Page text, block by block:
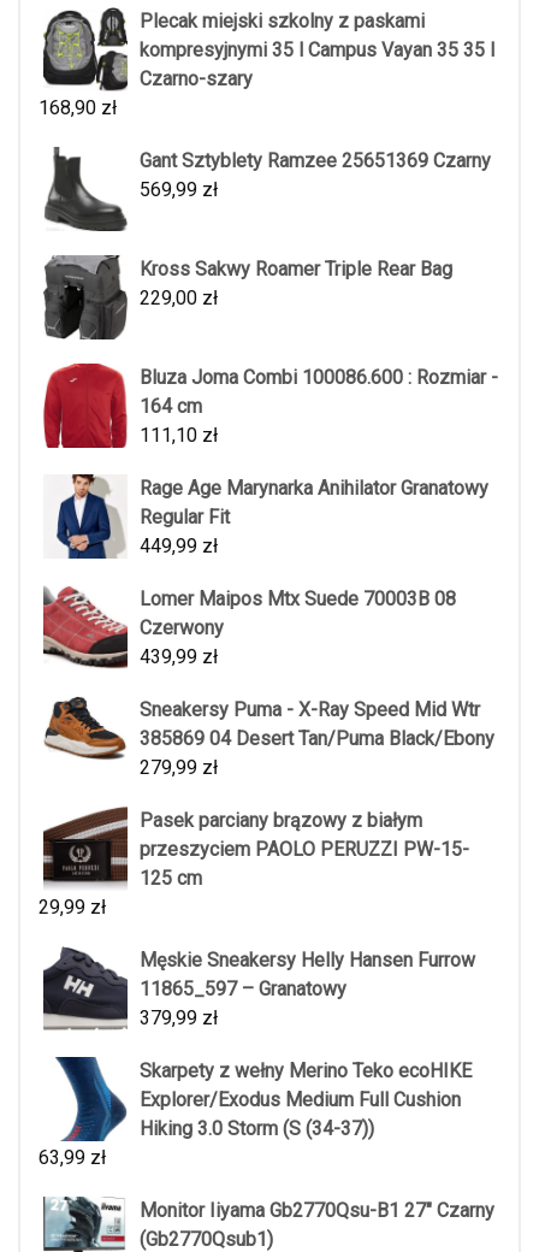
Plecak miejski szkolny z paskami
kompresyjnymi 35 l Campus Vayan 35 35 l
Czarno-szary
168,90 zł
Gant Sztyblety Ramzee 25651369 Czarny
569,99 zł
Kross Sakwy Roamer Triple Rear Bag
229,00 zł
Bluza Joma Combi 100086.600 : Rozmiar -
164 cm
111,10 zł
Rage Age Marynarka Anihilator Granatowy
Regular Fit
449,99 zł
Lomer Maipos Mtx Suede 70003B 08
Czerwony
439,99 zł
Sneakersy Puma - X-Ray Speed Mid Wtr
385869 04 Desert Tan/Puma Black/Ebony
279,99 zł
Pasek parciany brązowy z białym
przeszyciem PAOLO PERUZZI PW-15-
125 cm
29,99 zł
Męskie Sneakersy Helly Hansen Furrow
11865_597 – Granatowy
379,99 zł
Skarpety z wełny Merino Teko ecoHIKE
Explorer/Exodus Medium Full Cushion
Hiking 3.0 Storm (S (34-37))
63,99 zł
Monitor Iiyama Gb2770Qsu-B1 27" Czarny
(Gb2770Qsub1)